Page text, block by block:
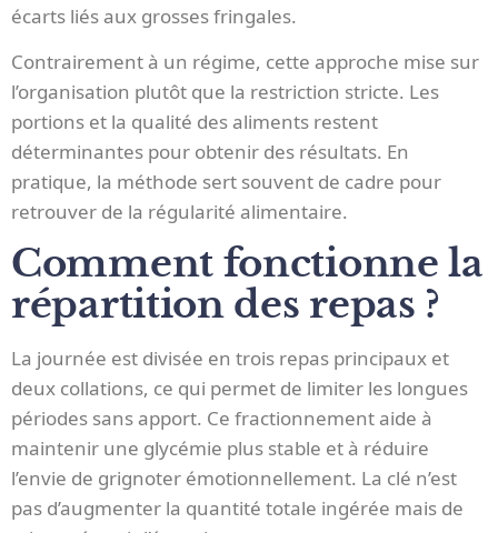
écarts liés aux grosses fringales.
Contrairement à un régime, cette approche mise sur
l’organisation plutôt que la restriction stricte. Les
portions et la qualité des aliments restent
déterminantes pour obtenir des résultats. En
pratique, la méthode sert souvent de cadre pour
retrouver de la régularité alimentaire.
Comment fonctionne la
répartition des repas ?
La journée est divisée en trois repas principaux et
deux collations, ce qui permet de limiter les longues
périodes sans apport. Ce fractionnement aide à
maintenir une glycémie plus stable et à réduire
l’envie de grignoter émotionnellement. La clé n’est
pas d’augmenter la quantité totale ingérée mais de